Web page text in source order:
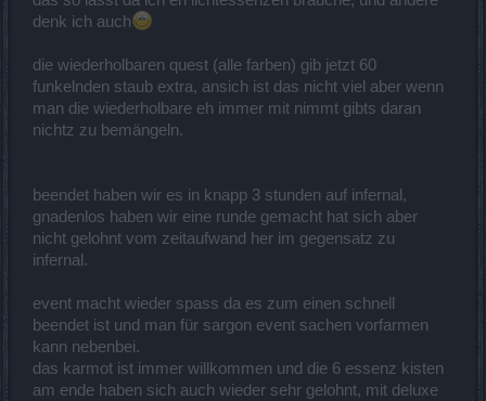
denk ich auch
die wiederholbaren quest (alle farben) gib jetzt 60
funkelnden staub extra, ansich ist das nicht viel aber wenn
man die wiederholbare eh immer mit nimmt gibts daran
nichtz zu bemängeln.
beendet haben wir es in knapp 3 stunden auf infernal,
gnadenlos haben wir eine runde gemacht hat sich aber
nicht gelohnt vom zeitaufwand her im gegensatz zu
infernal.
event macht wieder spass da es zum einen schnell
beendet ist und man für sargon event sachen vorfarmen
kann nebenbei.
das karmot ist immer willkommen und die 6 essenz kisten
am ende haben sich auch wieder sehr gelohnt, mit deluxe